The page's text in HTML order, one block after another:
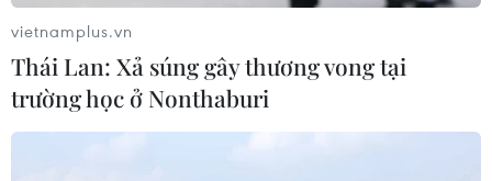
Vinh-Thanh Thủy trong tháng 9
06/08/2026 12:25
Chưa đầu tư mở rộng Quốc lộ 1 đoạn
vietnamplus.vn
Thái Lan: Xả súng gây thương vong tại
trường học ở Nonthaburi